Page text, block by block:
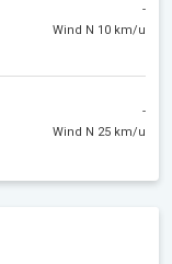
-
Wind N 10 km/u
-
Wind N 25 km/u